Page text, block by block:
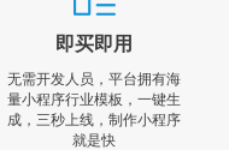
即买即用
无需开发人员，平台拥有海
量小程序行业模板，一键生
成，三秒上线，制作小程序
就是快